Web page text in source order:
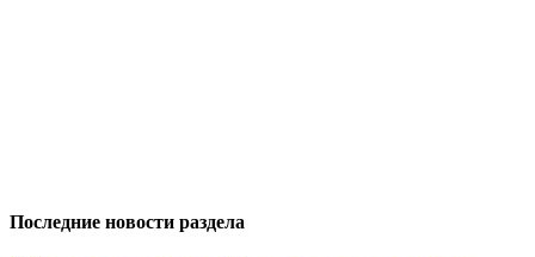
Последние новости раздела